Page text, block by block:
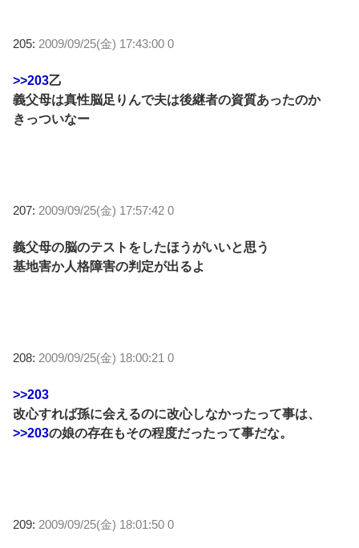
205: 2009/09/25(金) 17:43:00 0
>>203乙
義父母は真性脳足りんで夫は後継者の資質あったのか
きっついなー
207: 2009/09/25(金) 17:57:42 0
義父母の脳のテストをしたほうがいいと思う
基地害か人格障害の判定が出るよ
208: 2009/09/25(金) 18:00:21 0
>>203
改心すれば孫に会えるのに改心しなかったって事は、
>>203の娘の存在もその程度だったって事だな。
209: 2009/09/25(金) 18:01:50 0